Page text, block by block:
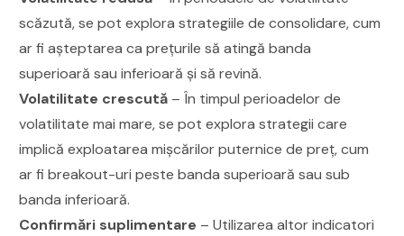
scăzută, se pot explora strategiile de consolidare, cum
ar fi așteptarea ca prețurile să atingă banda
superioară sau inferioară și să revină.
Volatilitate crescută – În timpul perioadelor de
volatilitate mai mare, se pot explora strategii care
implică exploatarea mișcărilor puternice de preț, cum
ar fi breakout-uri peste banda superioară sau sub
banda inferioară.
Confirmări suplimentare – Utilizarea altor indicatori